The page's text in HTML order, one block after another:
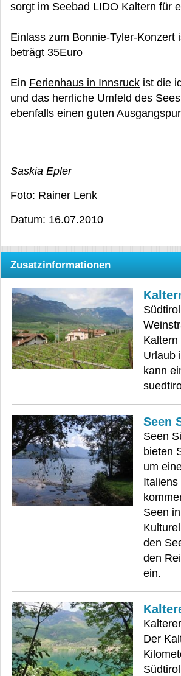
sorgt im Seebad LIDO Kaltern für
Einlass zum Bonnie-Tyler-
beträgt 35Euro
Ein Ferienhaus in Innsruck ist die
und das herrliche Umfeld des
ebenfalls einen guten
Saskia Epler
Foto: Rainer Lenk
Datum: 16.07.2010
Zusatzinformationen
Urlaub
kann
Seen
Seen
bieten
um
Seen
den
den
ein.
Der